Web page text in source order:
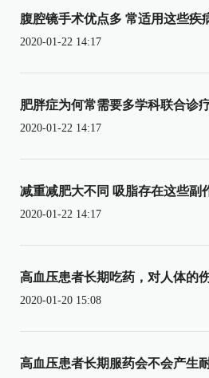
腹腔镜手术优点多 常适用这些疾
2020-01-22 14:17
肥胖症为何常需要多学科联合诊
2020-01-22 14:17
减重减肥大不同 吸脂存在这些副
2020-01-22 14:17
高血压患者长期吃药，对人体的
2020-01-20 15:08
高血压患者长期服药会不会产生